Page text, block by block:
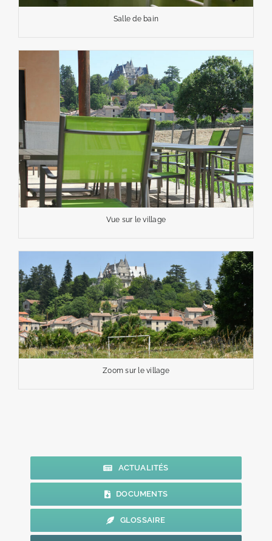
Salle de bain
Vue sur le village
Zoom sur le village
ACTUALITÉS
DOCUMENTS
GLOSSAIRE